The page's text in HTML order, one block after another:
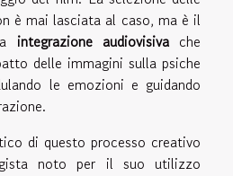
è mai lasciata al caso, ma è il
integrazione audiovisivache
delle immagini sulla psiche
le emozioni e guidando
di questo processo creativo
noto per il suo utilizzo